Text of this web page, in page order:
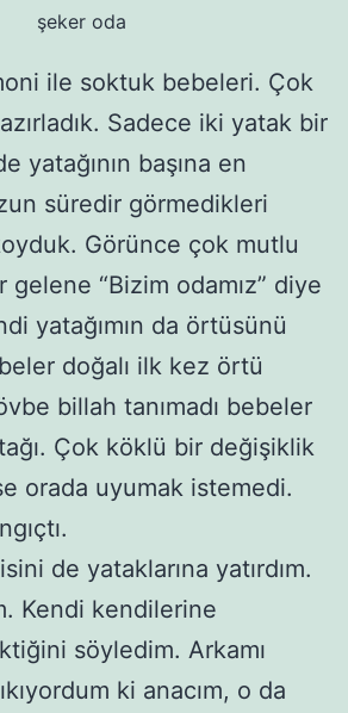
şeker oda
ile soktuk bebeleri. Çok
Sadece iki yatak bir
yatağının başına en
süredir görmedikleri
Görünce çok mutlu
gelene “Bizim odamız” diye
yatağımın da örtüsünü
doğalı ilk kez örtü
billah tanımadı bebeler
Çok köklü bir değişiklik
orada uyumak istemedi.
de yataklarına yatırdım.
Kendi kendilerine
söyledim. Arkamı
ki anacım, o da